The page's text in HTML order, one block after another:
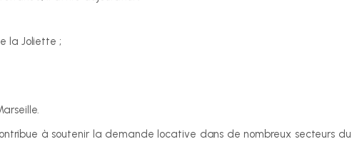
la Joliette ;
à soutenir la demande locative dans de nombreux secteurs du